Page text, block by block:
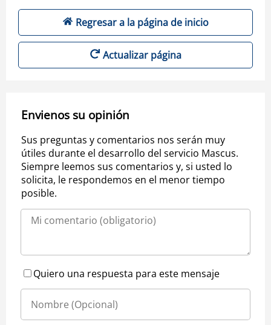
Regresar a la página de inicio
Actualizar página
Envienos su opinión
Sus preguntas y comentarios nos serán muy
útiles durante el desarrollo del servicio Mascus.
Siempre leemos sus comentarios y, si usted lo
solicita, le respondemos en el menor tiempo
posible.
Quiero una respuesta para este mensaje